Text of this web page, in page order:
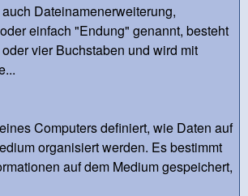
Dateinamenerweiterung,
einfach "Endung" genannt, besteht
vier Buchstaben und wird mit
Computers definiert, wie Daten auf
organisiert werden. Es bestimmt
auf dem Medium gespeichert,